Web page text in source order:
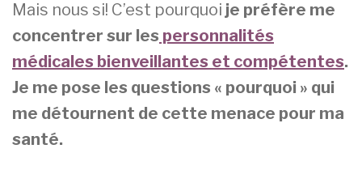
Mais nous si! C’est pourquoi je préfère me
concentrer sur les personnalités
médicales bienveillantes et compétentes.
Je me pose les questions « pourquoi » qui
me détournent de cette menace pour ma
santé.